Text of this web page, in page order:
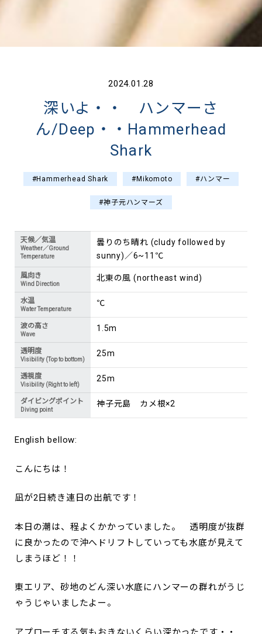
2024.01.28
深いよ・・ ハンマーさ
ん/Deep・・Hammerhead
Shark
#Hammerhead Shark #Mikomoto #ハンマー
#神子元ハンマーズ
天候／気温
Weather／Ground
Temperature
曇りのち晴れ (cludy followed by
sunny)／6~11℃
風向き
Wind Direction
北東の風 (northeast wind)
水温
Water Temperature
℃
波の高さ
Wave
1.5m
透明度
Visibility (Top to bottom)
25m
透視度
Visibility (Right to left)
25m
ダイビングポイント
Diving point
神子元島 カメ根×2
English bellow:
こんにちは！
凪が2日続き連日の出航です！
本日の潮は、程よくかかっていました。 透明度が抜群
に良かったので沖へドリフトしていっても水底が見えて
しまうほど！！
東エリア、砂地のどん深い水底にハンマーの群れがうじ
ゃうじゃいましたよー。